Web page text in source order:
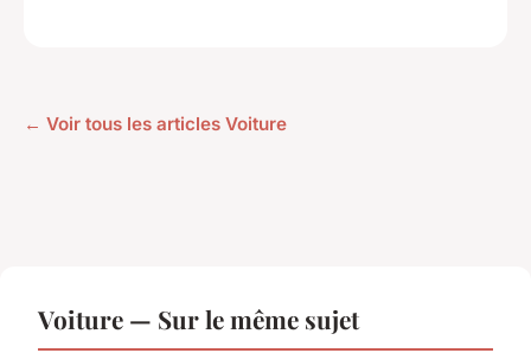
← Voir tous les articles Voiture
Voiture — Sur le même sujet